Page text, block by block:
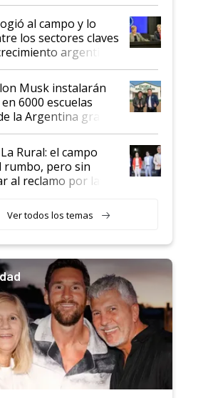
al campo y lo
los sectores claves
argentino
Musk instalarán
6000 escuelas
la Argentina gracias
con Starlink
Rural: el campo
rumbo, pero sin
al reclamo por las
Ver todos los temas